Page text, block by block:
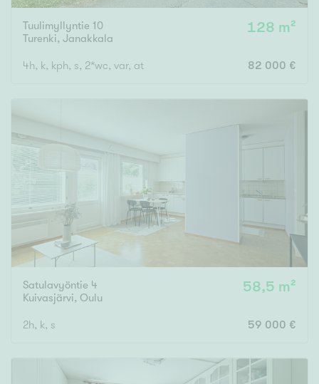
Tuulimyllyntie 10
Turenki, Janakkala
128 m²
4h, k, kph, s, 2*wc, var, at 82 000 €
Satulavyöntie 4
Kuivasjärvi, Oulu
58,5 m²
2h, k, s 59 000 €